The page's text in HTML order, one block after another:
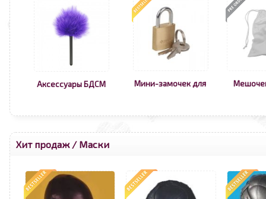
Аксессуары БДСМ Мини-замочек для
Хит продаж/ Маски